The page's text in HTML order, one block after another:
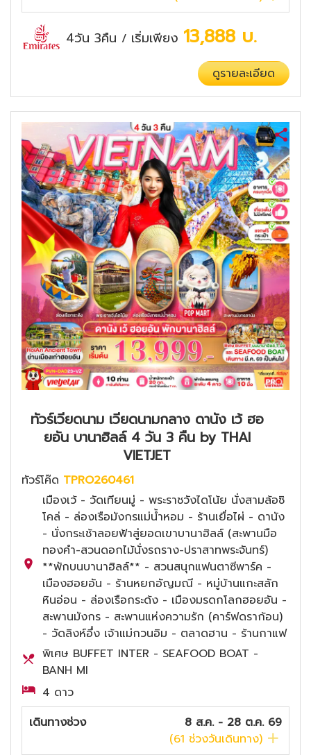
4วัน 3คืน / เริ่มเพียง 13,888 บ.
ดูรายละเอียด
ทัวร์เวียดนาม เวียดนามกลาง ดานัง เว้ ฮอ
ยอัน บานาฮิลล์ 4 วัน 3 คืน by THAI
VIETJET
ทัวร์โค๊ด TPRO260461
เมืองเว้ - วัดเทียนมู่ - พระราชวังไดโน้ย นั่งสามล้อซิ
โคล่ - ล่องเรือมังกรแม่น้ำหอม - ร้านเยื่อไผ่ - ดานัง
- นั่งกระเช้าลอยฟ้าสู่ยอดเขาบานาฮิลล์ (สะพานมือ
ทองคำ-สวนดอกไม้นั่งรถราง-ปราสาทพระจันทร์)
**พักบนบานาฮิลล์** - สวนสนุกแฟนตาซีพาร์ค -
เมืองฮอยอัน - ร้านหยกอัญมณี - หมู่บ้านแกะสลัก
หินอ่อน - ล่องเรือกระด้ง - เมืองมรดกโลกฮอยอัน -
สะพานมังกร - สะพานแห่งความรัก (คาร์ฟดราก้อน)
- วัดลิงห์อึ๋ง เจ้าแม่กวนอิม - ตลาดฮาน - ร้านกาแฟ
พิเศษ BUFFET INTER - SEAFOOD BOAT -
BANH MI
4 ดาว
เดินทางช่วง
8 ส.ค. - 28 ต.ค. 69
(61 ช่วงวันเดินทาง)